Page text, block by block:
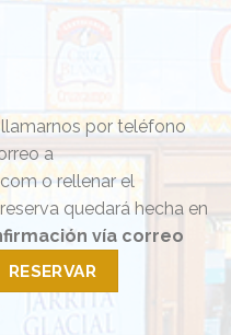
por teléfono
a
o rellenar el
quedará hecha en
vía correo
RESERVAR